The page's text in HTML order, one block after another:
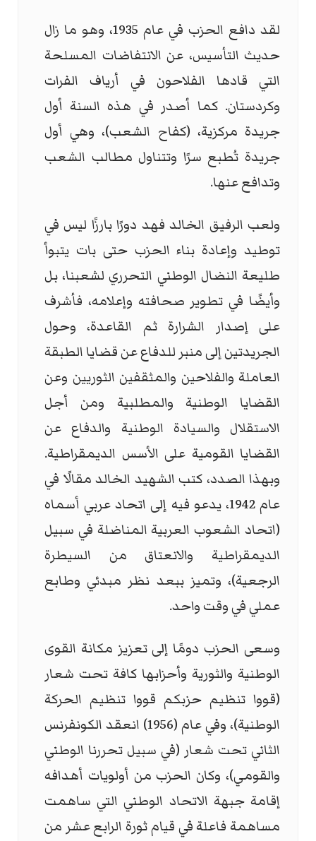
لقد دافع الحزب في عام 1935، وهو ما زال
حديث التأسيس، عن الانتفاضات المسلحة
التي قادها الفلاحون في أرياف الفرات
وكردستان. كما أصدر في هذه السنة أول
جريدة مركزية، (كفاح الشعب)، وهي أول
جريدة تُطبع سرًا وتتناول مطالب الشعب
وتدافع عنها.
ولعب الرفيق الخالد فهد دورًا بارزًا ليس في
توطيد وإعادة بناء الحزب حتى بات يتبوأ
طليعة النضال الوطني التحرري لشعبنا، بل
وأيضًا في تطوير صحافته وإعلامه، فأشرف
على إصدار الشرارة ثم القاعدة، وحول
الجريدتين إلى منبر للدفاع عن قضايا الطبقة
العاملة والفلاحين والمثقفين الثوريين وعن
القضايا الوطنية والمطلبية ومن أجل
الاستقلال والسيادة الوطنية والدفاع عن
القضايا القومية على الأسس الديمقراطية.
وبهذا الصدد، كتب الشهيد الخالد مقالًا في
عام 1942، يدعو فيه إلى اتحاد عربي أسماه
(اتحاد الشعوب العربية المناضلة في سبيل
الديمقراطية والانعتاق من السيطرة
الرجعية)، وتميز ببعد نظر مبدئي وطابع
عملي في وقت واحد.
وسعى الحزب دومًا إلى تعزيز مكانة القوى
الوطنية والثورية وأحزابها كافة تحت شعار
(قووا تنظيم حزبكم قووا تنظيم الحركة
الوطنية)، وفي عام (1956) انعقد الكونفرنس
الثاني تحت شعار (في سبيل تحررنا الوطني
والقومي)، وكان الحزب من أولويات أهدافه
إقامة جبهة الاتحاد الوطني التي ساهمت
مساهمة فاعلة في قيام ثورة الرابع عشر من